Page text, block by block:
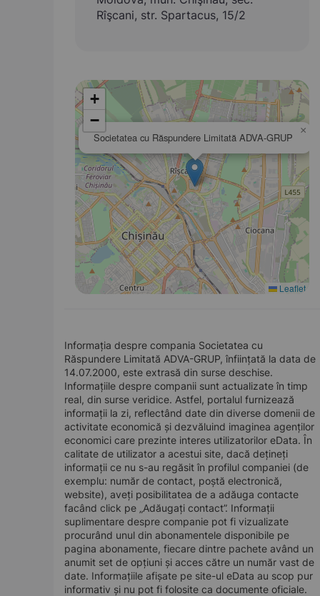
Rîşcani, str. Spartacus, 15/2
Societatea cu Răspundere Limitată ADVA-GRUP
×
+
−
Leaflet
Informația despre compania Societatea cu
Răspundere Limitată ADVA-GRUP, înființată la data de
14.07.2000, este extrasă din surse deschise.
Informațiile despre companii sunt actualizate în timp
real, din surse veridice. Astfel, portalul furnizează
informații la zi, reflectând date din diverse domenii de
activitate economică și dezvăluind imaginea agenților
economici care prezinte interes utilizatorilor eData. În
calitate de utilizator a acestui site, dacă dețineți
informații ce nu s-au regăsit în profilul companiei (de
exemplu: număr de contact, poștă electronică,
website), aveți posibilitatea de a adăuga contacte
facând click pe „Adăugați contact”. Informații
suplimentare despre companie pot fi vizualizate
procurând unul din abonamentele disponibile pe
pagina abonamente, fiecare dintre pachete având un
anumit set de opțiuni și acces către un număr vast de
date. Informațiile afișate pe site-ul eData au scop pur
informativ și nu pot fi folosite ca documente oficiale.